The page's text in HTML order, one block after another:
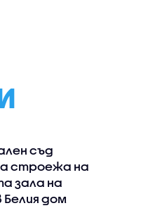
съд
строежа на
зала на
Белия дом